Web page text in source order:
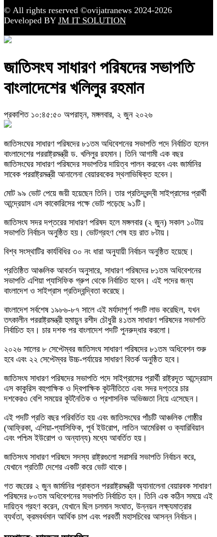
© All rights reserved ©ovijatranews 2024-2026
Developed BY JM IT SOLUTION
জাতিসংঘ সাধারণ পরিষদের সভাপতি
বাংলাদেশের খলিলুর রহমান
প্রকাশিত ১০:৪৫:৫০ অপরাহ্ন, মঙ্গলবার, ২ জুন ২০২৬
জাতিসংঘের সাধারণ পরিষদের ৮১তম অধিবেশনের সভাপতি পদে নির্বাচিত হলেন
বাংলাদেশের পররাষ্ট্রমন্ত্রী ড. খলিলুর রহমান। তিনি আগামী এক বছর
জাতিসংঘের সাধারণ পরিষদের সভাপতির দায়িত্ব পালন করবেন এবং জার্মানির
সাবেক পররাষ্ট্রমন্ত্রী আনালেনা বেয়ারবকের স্থলাভিষিক্ত হবেন।
মোট ৯৯ ভোট পেয়ে জয়ী হয়েছেন তিনি। তার প্রতিদ্বন্দ্বী সাইপ্রাসের প্রার্থী
আন্দ্রেয়াস এস কাকোরিসের পক্ষে ভোট পড়েছে ৯১টি।
জাতিসংঘ সদর দপ্তরের সাধারণ পরিষদ হলে মঙ্গলবার (২ জুন) সকাল ১০টায়
সভাপতি নির্বাচন অনুষ্ঠিত হয়। ভোটগ্রহণ শেষ হয় রাত ৮টায়।
বিশ্ব সংস্থাটির কার্যবিধির ৩০ নং ধারা অনুযায়ী নির্বাচন অনুষ্ঠিত হয়েছে।
প্রতিষ্ঠিত আঞ্চলিক আবর্তন অনুসারে, সাধারণ পরিষদের ৮১তম অধিবেশনের
সভাপতি এশিয়া প্যাসিফিক গ্রুপ থেকে নির্বাচিত হবেন। এই পদের জন্য
বাংলাদেশ ও সাইপ্রাস প্রতিদ্বন্দ্বিতা করেছে।
বাংলাদেশ সর্বশেষ ১৯৮৬-৮৭ সালে এই মর্যাদাপূর্ণ পদটি লাভ করেছিল, যখন
তৎকালীন পররাষ্ট্রমন্ত্রী হুমায়ুন রশীদ চৌধুরী ৪১তম সাধারণ পরিষদের সভাপতি
নির্বাচিত হন। চার দশক পর বাংলাদেশ পদটি পুনরুদ্ধার করলো।
২০২৬ সালের ৮ সেপ্টেম্বর জাতিসংঘ সাধারণ পরিষদের ৮১তম অধিবেশন শুরু
হবে এবং ২২ সেপ্টেম্বর উচ্চ-পর্যায়ের সাধারণ বিতর্ক অনুষ্ঠিত হবে।
জাতিসংঘ সাধারণ পরিষদের সভাপতি পদে সাইপ্রাসের প্রার্থী রাষ্ট্রদূত আন্দ্রেয়াস
এস কাকুরিস বহুপাক্ষিক ও দ্বিপাক্ষিক কূটনীতিতে এবং সদর দপ্তরে চার
দশকেরও বেশি সময়ের কূটনৈতিক ও প্রশাসনিক অভিজ্ঞতা নিয়ে এসেছেন।
এই পদটি প্রতি বছর পরিবর্তিত হয় এবং জাতিসংঘের পাঁচটি আঞ্চলিক গোষ্ঠীর
(আফ্রিকা, এশিয়া-প্যাসিফিক, পূর্ব ইউরোপ, লাতিন আমেরিকা ও ক্যারিবিয়ান
এবং পশ্চিম ইউরোপ ও অন্যান্য) মধ্যে আবর্তিত হয়।
জাতিসংঘ সাধারণ পরিষদে সদস্য রাষ্ট্রগুলো সরাসরি সভাপতি নির্বাচন করে,
যেখানে প্রতিটি দেশের একটি করে ভোট থাকে।
গত বছরের ২ জুন জার্মানির প্রাক্তন পররাষ্ট্রমন্ত্রী অ্যানালেনা বেয়ারবক সাধারণ
পরিষদের ৮০তম অধিবেশনের সভাপতি নির্বাচিত হন। তিনি এক কঠিন সময়ে এই
দায়িত্ব গ্রহণ করেন, যেখানে ছিল চলমান সংঘাত, উন্নয়ন লক্ষ্যমাত্রার
ব্যর্থতা, ক্রমবর্ধমান আর্থিক চাপ এবং পরবর্তী মহাসচিবের আসন্ন নির্বাচন।